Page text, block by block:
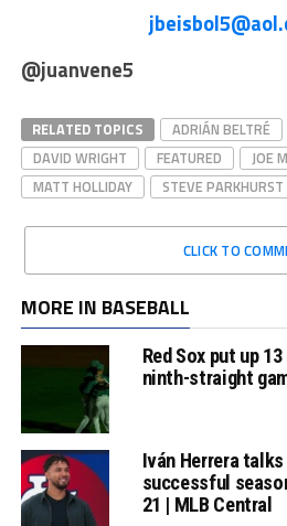
@juanvene5
RELATED TOPICS ADRIÁN BELTRÉ
DAVID WRIGHT
FEATURED JOE
MATT HOLLIDAY
STEVE PARKHURST
CLICK TO
MORE IN BASEBALL
Red Sox put up
ninth-straight
Iván Herrera
successful
21 | MLB Central